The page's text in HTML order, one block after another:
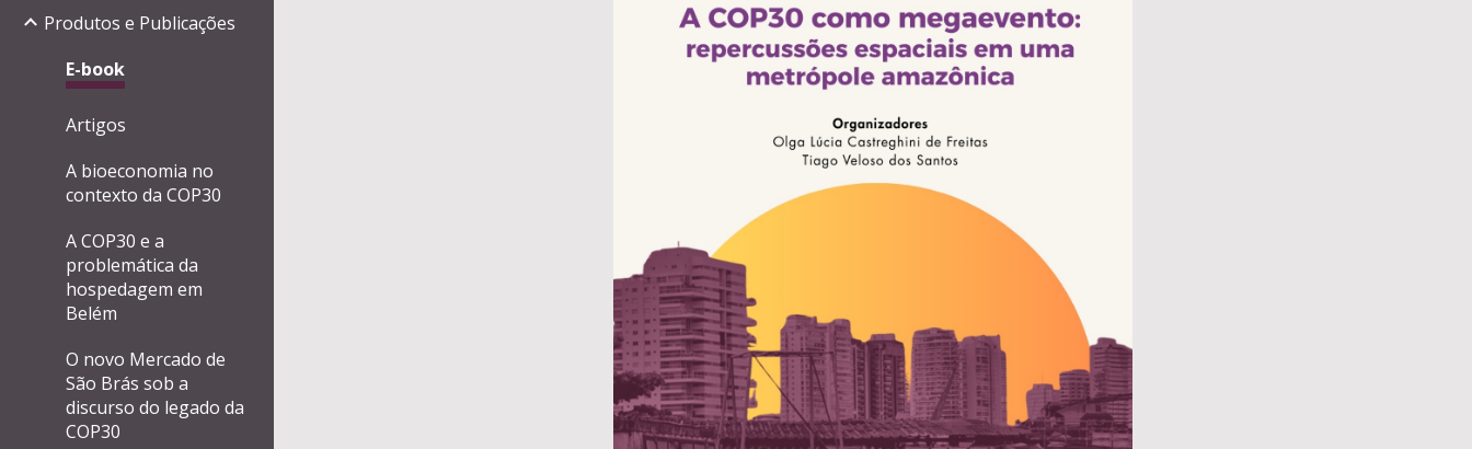
Produtos e Publicações
E-book
Artigos
A bioeconomia no
contexto da COP30
A COP30 e a
problemática da
hospedagem em
Belém
O novo Mercado de
São Brás sob a
discurso do legado da
COP30